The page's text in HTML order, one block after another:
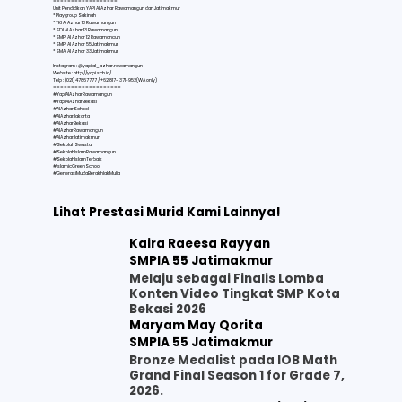
Unit Pendidikan YAPI Al Azhar Rawamangun dan Jatimakmur
* Playgroup Sakinah
* TKI Al Azhar 13 Rawamangun
* SDI Al Azhar 13 Rawamangun
* SMPI Al Azhar 12 Rawamangun
* SMPI Al Azhar 55 Jatimakmur
* SMAI Al Azhar 33 Jatimakmur
Instagram : @yapi.al_azhar.rawamangun
Website :http://yapi.sch.id/
Telp : (021) 47867777 / +62 817- 371-952(WA only)
===================
#YapiAlAzharRawamangun
#YapiAlAzharBekasi
#AlAzharSchool
#AlAzharJakarta
#AlAzharBekasi
#AlAzharRawamangun
#AlAzharJatimakmur
#SekolahSwasta
#SekolahIslamRawamangun
#SekolahIslamTerbaik
#IslamicGreenSchool
#GenerasiMudaBerakhlakMulia
Lihat Prestasi Murid Kami Lainnya!
Kaira Raeesa Rayyan
SMPIA 55 Jatimakmur
Melaju sebagai Finalis Lomba
Konten Video Tingkat SMP Kota
Bekasi 2026
Maryam May Qorita
SMPIA 55 Jatimakmur
Bronze Medalist pada IOB Math
Grand Final Season 1 for Grade 7,
2026.